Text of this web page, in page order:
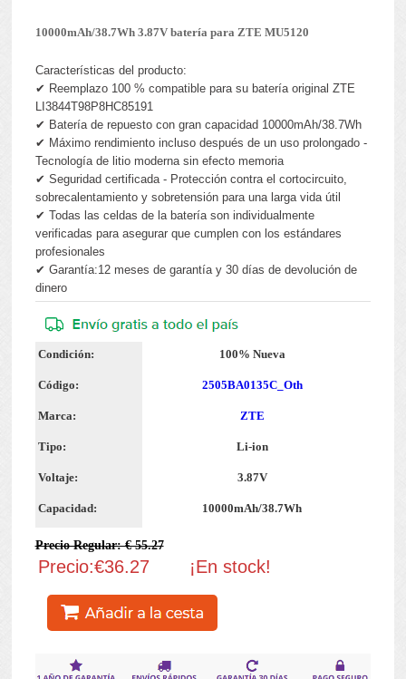
10000mAh/38.7Wh 3.87V batería para ZTE MU5120
Características del producto:
✔ Reemplazo 100 % compatible para su batería original ZTE
LI3844T98P8HC85191
✔ Batería de repuesto con gran capacidad 10000mAh/38.7Wh
✔ Máximo rendimiento incluso después de un uso prolongado -
Tecnología de litio moderna sin efecto memoria
✔ Seguridad certificada - Protección contra el cortocircuito,
sobrecalentamiento y sobretensión para una larga vida útil
✔ Todas las celdas de la batería son individualmente
verificadas para asegurar que cumplen con los estándares
profesionales
✔ Garantía:12 meses de garantía y 30 días de devolución de
dinero
Condición: 100% Nueva
Código: 2505BA0135C_Oth
Marca: ZTE
Tipo: Li-ion
Voltaje: 3.87V
Capacidad: 10000mAh/38.7Wh
Precio Regular: € 55.27
Precio:€36.27 ¡En stock!